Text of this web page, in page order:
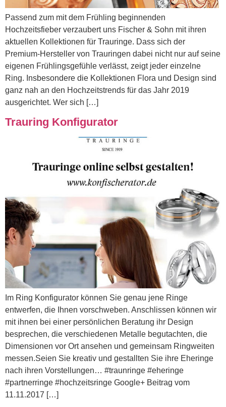
Passend zum mit dem Frühling beginnenden
Hochzeitsfieber verzaubert uns Fischer & Sohn mit ihren
aktuellen Kollektionen für Trauringe. Dass sich der
Premium-Hersteller von Trauringen dabei nicht nur auf seine
eigenen Frühlingsgefühle verlässt, zeigt jeder einzelne
Ring. Insbesondere die Kollektionen Flora und Design sind
ganz nah an den Hochzeitstrends für das Jahr 2019
ausgerichtet. Wer sich […]
Trauring Konfigurator
Im Ring Konfigurator können Sie genau jene Ringe
entwerfen, die Ihnen vorschweben. Anschlissen können wir
mit ihnen bei einer persönlichen Beratung ihr Design
besprechen, die verschiedenen Metalle begutachten, die
Dimensionen vor Ort ansehen und gemeinsam Ringweiten
messen.Seien Sie kreativ und gestallten Sie ihre Eheringe
nach ihren Vorstellungen… #traunringe #eheringe
#partnerringe #hochzeitsringe Google+ Beitrag vom
11.11.2017 […]